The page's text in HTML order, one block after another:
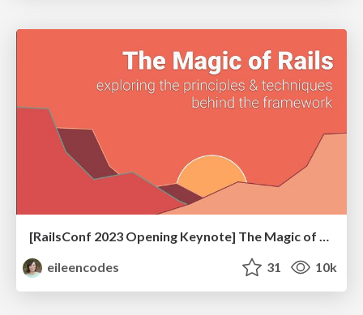
[RailsConf 2023 Opening Keynote] The Magic of Rails
eileencodes
31 10k